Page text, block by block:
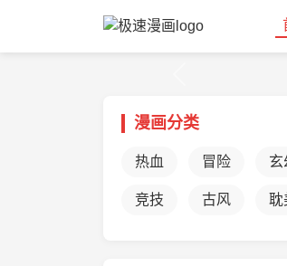
漫画分类
热血 冒险 玄
竞技 古风 耽